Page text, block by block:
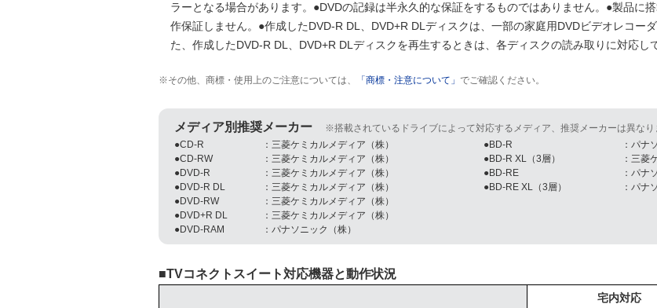
ラーとなる場合があります。●DVDの記録は半永久的な保証をするものではありません。●製品に
作保証しません。●作成したDVD-R DL、DVD+R DLディスクは、一部の家庭用DVDビデオレコー
た、作成したDVD-R DL、DVD+R DLディスクを再生するときは、各ディスクの読み取りに対応し
※その他、商標・使用上のご注意については、 「商標・注意について」 でご確認ください。
メディア別推奨メーカー
※搭載されているドライブによって対応するメディア、推奨メーカーは異なり
●CD-R
：三菱ケミカルメディア（株） ●BD-R
：パナ
●CD-RW
：三菱ケミカルメディア（株） ●BD-R XL（3層）
：三菱
●DVD-R
：三菱ケミカルメディア（株） ●BD-RE
：パナ
●DVD-R DL
：三菱ケミカルメディア（株） ●BD-RE XL（3層）
：パナ
●DVD-RW
：三菱ケミカルメディア（株）
●DVD+R DL
：三菱ケミカルメディア（株）
●DVD-RAM
：パナソニック（株）
■TVコネクトスイート対応機器と動作状況
宅内対応